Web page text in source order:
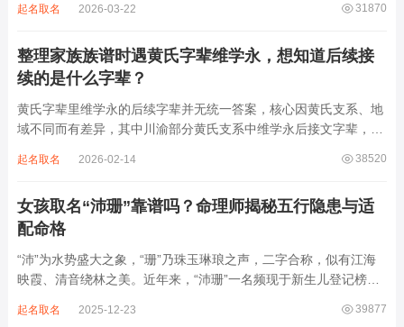
离叫名字时辨识度不高。昌字本义为兴盛、繁茂，发字核心指向发
31870
起名取名 2026-03-22
整理家族族谱时遇黄氏字辈维学永，想知道后续接
续的是什么字辈？
黄氏字辈里维学永的后续字辈并无统一答案，核心因黄氏支系、地
域不同而有差异，其中川渝部分黄氏支系中维学永后接文字辈，完
某支系的续修字辈，在安岳、岳池一带的黄氏族谱里能明确查到，
38520
起名取名 2026-02-14
女孩取名“沛珊”靠谱吗？命理师揭秘五行隐患与适
配命格
“沛”为水势盛大之象，“珊”乃珠玉琳琅之声，二字合称，似有江海
映霞、清音绕林之美。近年来，“沛珊”一名频现于新生儿登记榜
雅符号，实为命理五行流转之枢纽。一字之选，关乎气场平衡。沛
39877
起名取名 2025-12-23